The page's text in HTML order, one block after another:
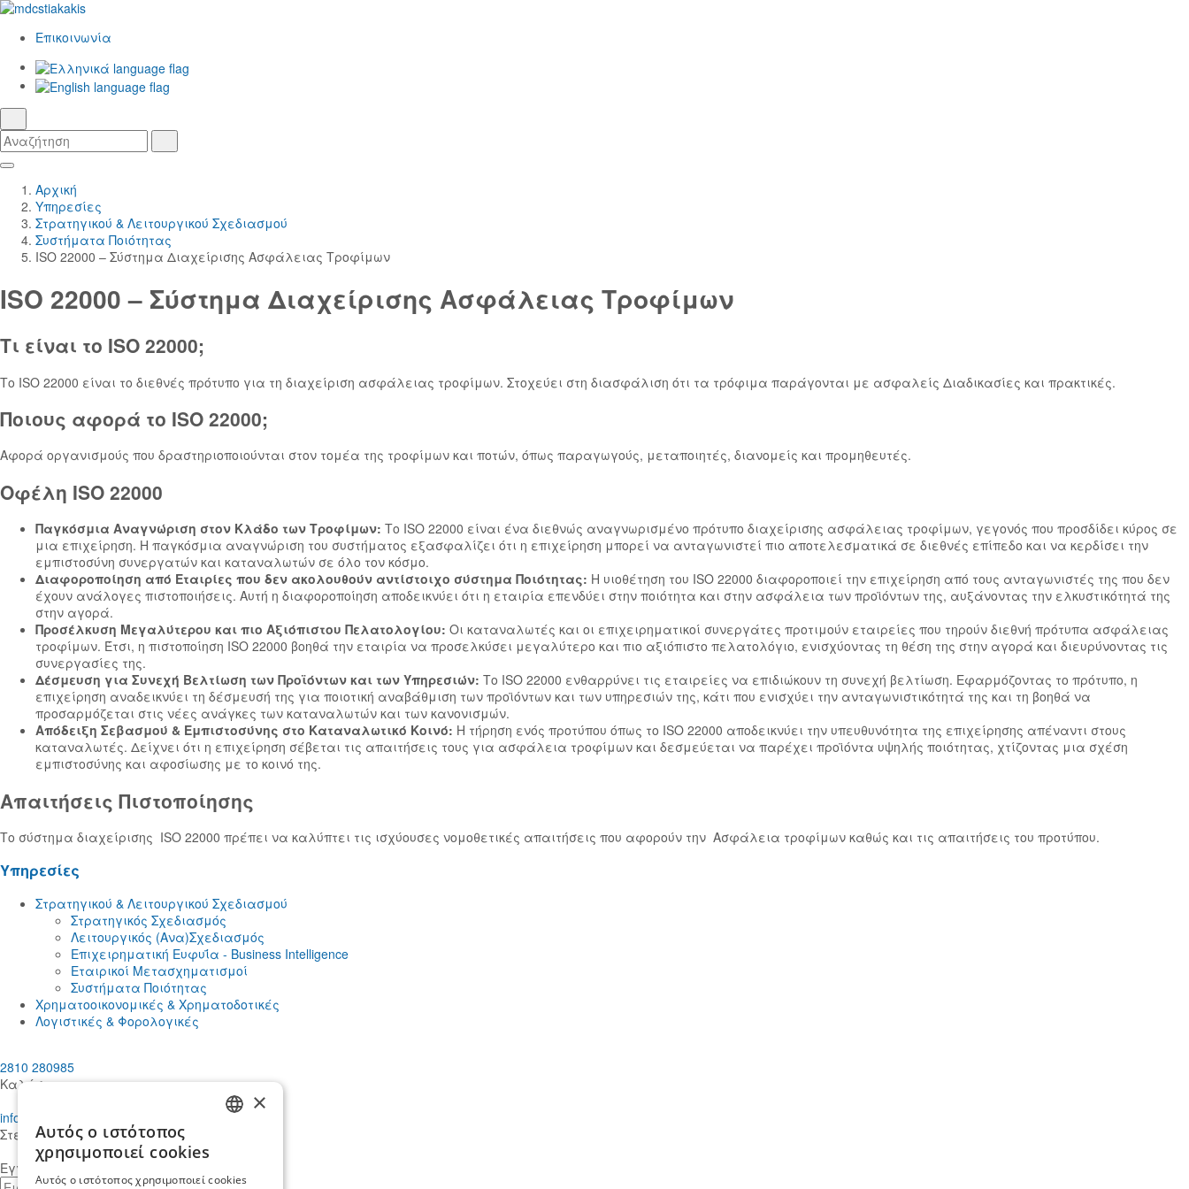
Επικοινωνία
Αναζήτηση
Skip
Main
Content
Κεντρική
Πλοήγηση
Αρχική
Yπηρεσίες
Στρατηγικού & Λειτουργικού Σχεδιασμού
Συστήματα Ποιότητας
ISO 22000 – Σύστημα Διαχείρισης Ασφάλειας Τροφίμων
ISO 22000 – Σύστημα Διαχείρισης Ασφάλειας Τροφίμων
Τι είναι το ISO 22000;
Το ISO 22000 είναι το διεθνές πρότυπο για τη διαχείριση ασφάλειας τροφίμων. Στοχεύει στη διασφάλιση ότι τα τρόφιμα παράγονται με ασφαλείς Διαδικασίες και πρακτικές.
Ποιους αφορά το ISO 22000;​
Αφορά οργανισμούς που δραστηριοποιούνται στον τομέα της τροφίμων και ποτών, όπως παραγωγούς, μεταποιητές, διανομείς και προμηθευτές.
Οφέλη ISO 22000
Παγκόσμια Αναγνώριση στον Κλάδο των Τροφίμων: Το ISO 22000 είναι ένα διεθνώς αναγνωρισμένο πρότυπο διαχείρισης ασφάλειας τροφίμων, γεγονός που προσδίδει κύρος σε
μια επιχείρηση. Η παγκόσμια αναγνώριση του συστήματος εξασφαλίζει ότι η επιχείρηση μπορεί να ανταγωνιστεί πιο αποτελεσματικά σε διεθνές επίπεδο και να κερδίσει την
εμπιστοσύνη συνεργατών και καταναλωτών σε όλο τον κόσμο.
Διαφοροποίηση από Εταιρίες που δεν ακολουθούν αντίστοιχο σύστημα Ποιότητας: Η υιοθέτηση του ISO 22000 διαφοροποιεί την επιχείρηση από τους ανταγωνιστές της που δεν
έχουν ανάλογες πιστοποιήσεις. Αυτή η διαφοροποίηση αποδεικνύει ότι η εταιρία επενδύει στην ποιότητα και στην ασφάλεια των προϊόντων της, αυξάνοντας την ελκυστικότητά της
στην αγορά.
Προσέλκυση Μεγαλύτερου και πιο Αξιόπιστου Πελατολογίου: Οι καταναλωτές και οι επιχειρηματικοί συνεργάτες προτιμούν εταιρείες που τηρούν διεθνή πρότυπα ασφάλειας
τροφίμων. Έτσι, η πιστοποίηση ISO 22000 βοηθά την εταιρία να προσελκύσει μεγαλύτερο και πιο αξιόπιστο πελατολόγιο, ενισχύοντας τη θέση της στην αγορά και διευρύνοντας τις
συνεργασίες της.
Δέσμευση για Συνεχή Βελτίωση των Προϊόντων και των Υπηρεσιών: Το ISO 22000 ενθαρρύνει τις εταιρείες να επιδιώκουν τη συνεχή βελτίωση. Εφαρμόζοντας το πρότυπο, η
επιχείρηση αναδεικνύει τη δέσμευσή της για ποιοτική αναβάθμιση των προϊόντων και των υπηρεσιών της, κάτι που ενισχύει την ανταγωνιστικότητά της και τη βοηθά να
προσαρμόζεται στις νέες ανάγκες των καταναλωτών και των κανονισμών.
Απόδειξη Σεβασμού & Εμπιστοσύνης στο Καταναλωτικό Κοινό: Η τήρηση ενός προτύπου όπως το ISO 22000 αποδεικνύει την υπευθυνότητα της επιχείρησης απέναντι στους
καταναλωτές. Δείχνει ότι η επιχείρηση σέβεται τις απαιτήσεις τους για ασφάλεια τροφίμων και δεσμεύεται να παρέχει προϊόντα υψηλής ποιότητας, χτίζοντας μια σχέση
εμπιστοσύνης και αφοσίωσης με το κοινό της.
Απαιτήσεις Πιστοποίησης
Το σύστημα διαχείρισης ISO 22000 πρέπει να καλύπτει τις ισχύουσες νομοθετικές απαιτήσεις που αφορoύν την Ασφάλεια τροφίμων καθώς και τις απαιτήσεις του προτύπου.
Yπηρεσίες
Στρατηγικού & Λειτουργικού Σχεδιασμού
Στρατηγικός Σχεδιασμός
Λειτουργικός (Ανα)Σχεδιασμός
Eπιχειρηματική Ευφυΐα - Business Intelligence
Εταιρικοί Μετασχηματισμοί
Συστήματα Ποιότητας
Χρηματοοικονομικές & Χρηματοδοτικές
Λογιστικές & Φορολογικές
2810 280985
Καλέστε μας
info@mdcstiakakis.gr
Στείλτε μας το μήνυμά σας
Εγγραφείτε στο Newsletter μας
E-
×
Αυτός ο ιστότοπος
χρησιμοποιεί cookies
Αυτός ο ιστότοπος χρησιμοποιεί cookies